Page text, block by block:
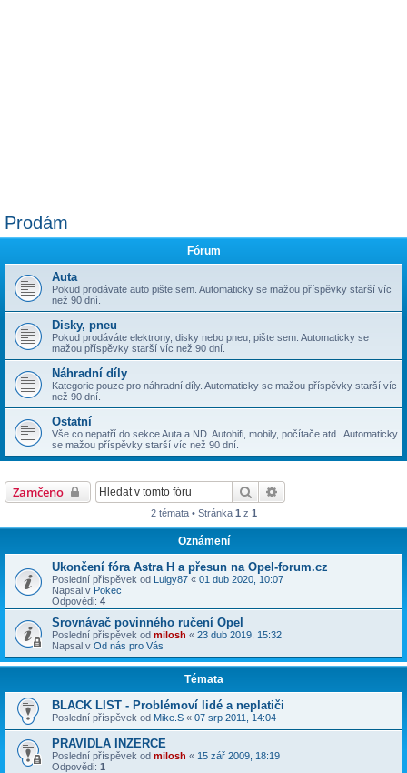
Prodám
Fórum
Auta
Pokud prodávate auto pište sem. Automaticky se mažou příspěvky starší víc
než 90 dní.
Disky, pneu
Pokud prodáváte elektrony, disky nebo pneu, pište sem. Automaticky se
mažou příspěvky starší víc než 90 dní.
Náhradní díly
Kategorie pouze pro náhradní díly. Automaticky se mažou příspěvky starší víc
než 90 dní.
Ostatní
Vše co nepatří do sekce Auta a ND. Autohifi, mobily, počítače atd.. Automaticky
se mažou příspěvky starší víc než 90 dní.
Zamčeno Hledat
2 témata • Stránka 1 z 1
Oznámení
Ukončení fóra Astra H a přesun na Opel-forum.cz
Poslední příspěvek od Luigy87 « 01 dub 2020, 10:07
Napsal v Pokec
Odpovědi: 4
Srovnávač povinného ručení Opel
Poslední příspěvek od milosh « 23 dub 2019, 15:32
Napsal v Od nás pro Vás
Témata
BLACK LIST - Problémoví lidé a neplatiči
Poslední příspěvek od Mike.S « 07 srp 2011, 14:04
PRAVIDLA INZERCE
Poslední příspěvek od milosh « 15 zář 2009, 18:19
Odpovědi: 1